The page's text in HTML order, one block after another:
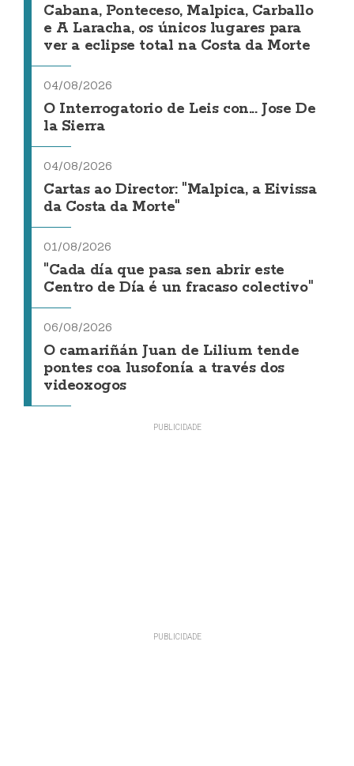
Cabana, Ponteceso, Malpica, Carballo
e A Laracha, os únicos lugares para
ver a eclipse total na Costa da Morte
04/08/2026
O Interrogatorio de Leis con... Jose De
la Sierra
04/08/2026
Cartas ao Director: "Malpica, a Eivissa
da Costa da Morte"
01/08/2026
"Cada día que pasa sen abrir este
Centro de Día é un fracaso colectivo"
06/08/2026
O camariñán Juan de Lilium tende
pontes coa lusofonía a través dos
videoxogos